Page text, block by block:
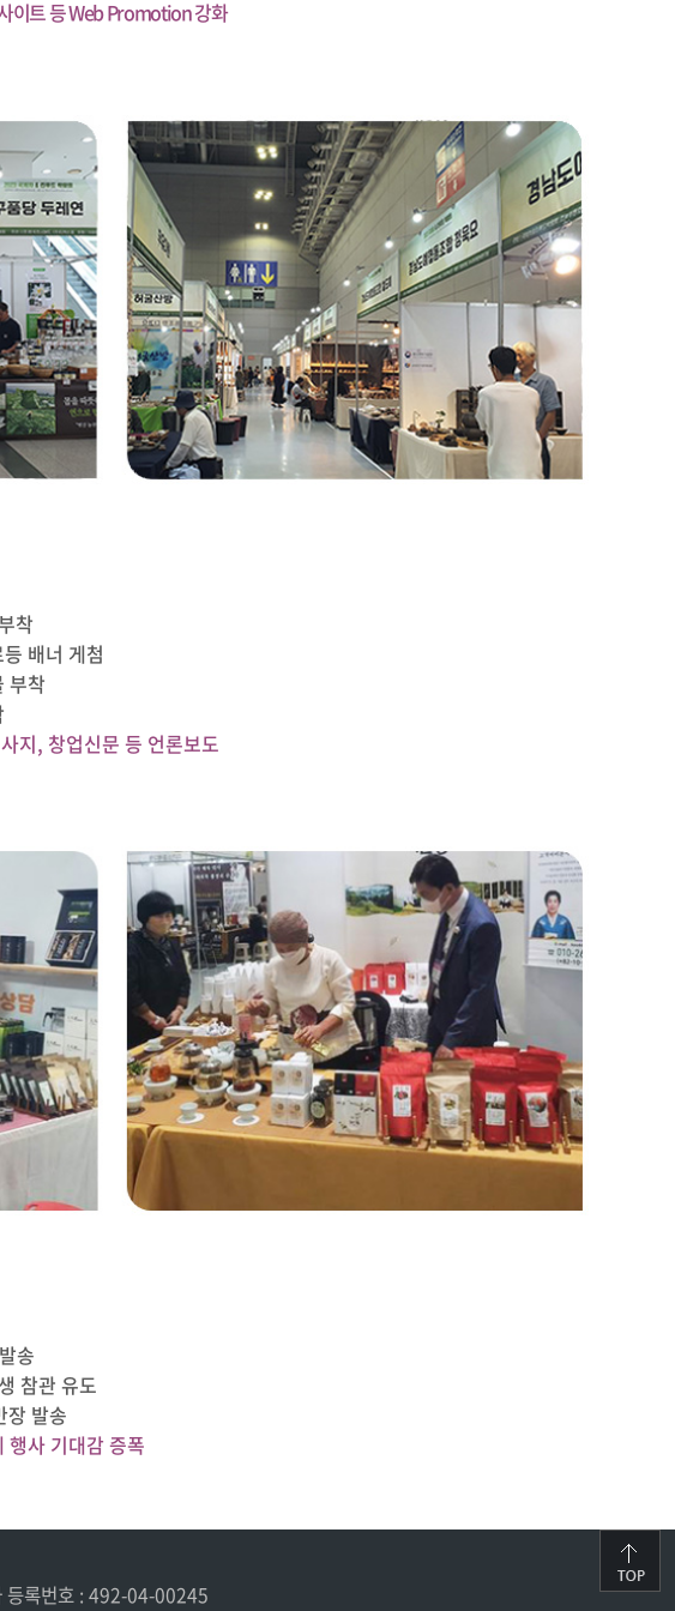
이트 등 Web Promotion 강화
착
배너 게첨
부착
지, 창업신문 등 언론보도
송
참관 유도
장 발송
행사 기대감 증폭
등록번호 : 492-04-00245